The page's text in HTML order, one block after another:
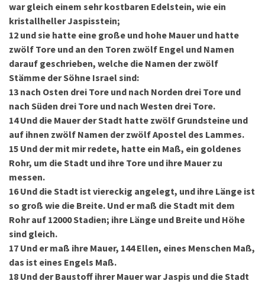
war gleich einem sehr kostbaren Edelstein, wie ein
kristallheller Jaspisstein;
12 und sie hatte eine große und hohe Mauer und hatte
zwölf Tore und an den Toren zwölf Engel und Namen
darauf geschrieben, welche die Namen der zwölf
Stämme der Söhne Israel sind:
13 nach Osten drei Tore und nach Norden drei Tore und
nach Süden drei Tore und nach Westen drei Tore.
14 Und die Mauer der Stadt hatte zwölf Grundsteine und
auf ihnen zwölf Namen der zwölf Apostel des ­Lammes.
15 Und der mit mir redete, hatte ein Maß, ein goldenes
Rohr, um die Stadt und ihre Tore und ihre Mauer zu
messen.
16 Und die Stadt ist viereckig angelegt, und ihre Länge ist
so groß wie die Breite. Und er maß die Stadt mit dem
Rohr auf 12000 Stadien; ihre Länge und Breite und Höhe
sind gleich.
17 Und er maß ihre Mauer, 144 Ellen, eines Menschen Maß,
das ist eines Engels Maß.
18 Und der Baustoff ihrer Mauer war Jaspis und die Stadt